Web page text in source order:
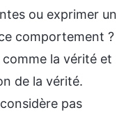
ou exprimer un
comportement ?
comme la vérité et
de la vérité.
pas